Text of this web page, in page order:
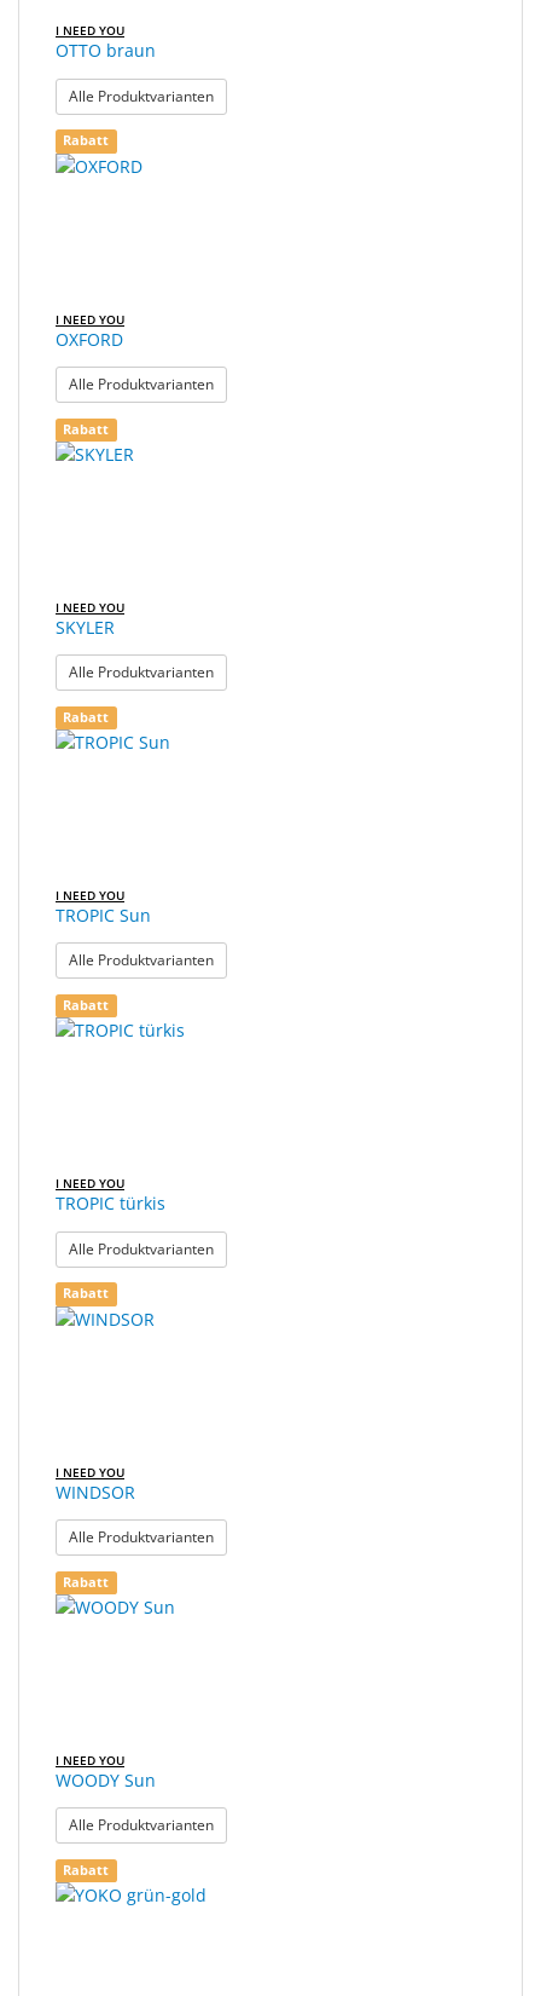
I NEED YOU
OTTO braun
Alle Produktvarianten: OTTO braun
Rabatt
I NEED YOU
OXFORD
Alle Produktvarianten: OXFORD
Rabatt
I NEED YOU
SKYLER
Alle Produktvarianten: SKYLER
Rabatt
I NEED YOU
TROPIC Sun
Alle Produktvarianten: TROPIC Sun
Rabatt
I NEED YOU
TROPIC türkis
Alle Produktvarianten: TROPIC türkis
Rabatt
I NEED YOU
WINDSOR
Alle Produktvarianten: WINDSOR
Rabatt
I NEED YOU
WOODY Sun
Alle Produktvarianten: WOODY Sun
Rabatt